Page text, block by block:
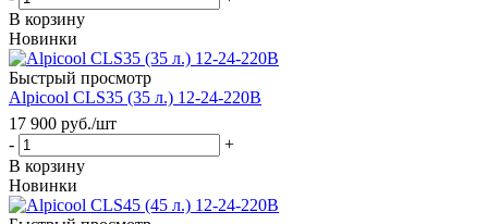
В корзину
Новинки
Быстрый просмотр
Alpicool CLS35 (35 л.) 12-24-220В
17 900 руб./шт
-
+
В корзину
Новинки